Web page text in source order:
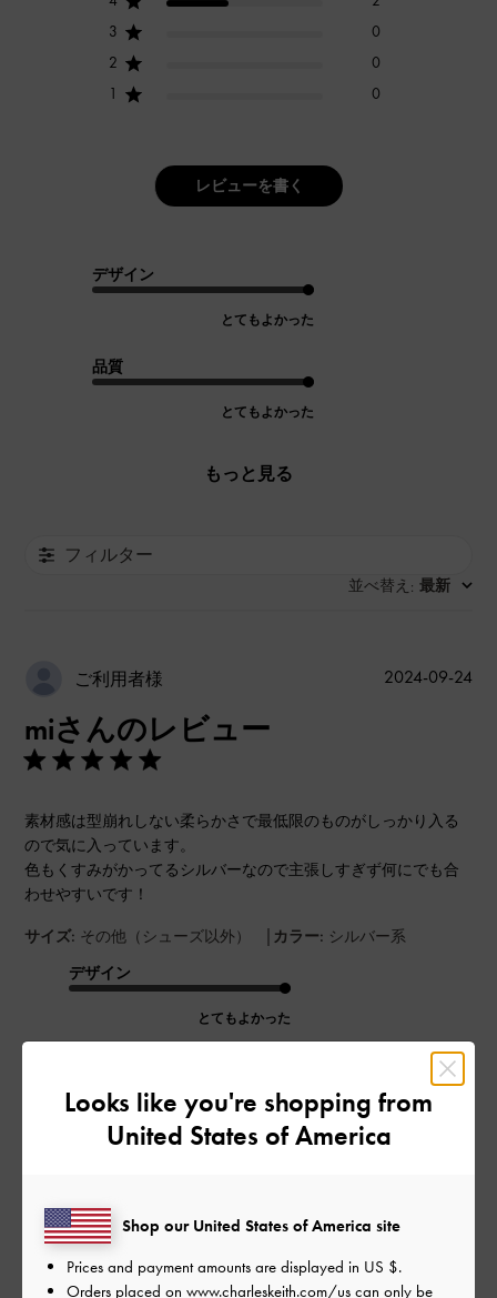
3
0
2
0
1
0
レビューを書く
デザイン
とてもよかった
品質
とてもよかった
もっと見る
フィルター
並べ替え : 最新
ご利用者様
miさんのレビュー
素材感は型崩れしない柔らかさで最低限のものがしっかり入る
ので気に入っています。
色もくすみがかってるシルバーなので主張しすぎず何にでも合
わせやすいです！
サイズ: その他（シューズ以外） | カラー: シルバー系
デザイン
とてもよかった
とてもよかった
公
2024-09-24
このレビューは役に立ちましたか？
Looks like you're shopping from
United States of America
Shop our United States of America site
Prices and payment amounts are displayed in US $.
Orders placed on www.charleskeith.com/us can only be